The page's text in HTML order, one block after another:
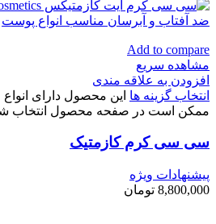
Add to compare
مشاهده سریع
افزودن به علاقه مندی
انتخاب گزینه ها این محصول دارای
ممکن است در صفحه محصول انتخاب
سی سی کرم کازمتیک
پیشنهادات ویژه
8,800,000 تومان